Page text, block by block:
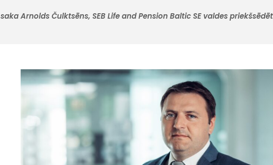
saka Arnolds Čulktsēns, SEB Life and Pension Baltic SE valdes